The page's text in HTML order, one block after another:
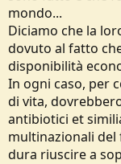
mondo...
Diciamo che la
dovuto al fatto
disponibilità
In ogni caso, per
di vita,
antibiotici et
multinazionali del
dura riuscire a